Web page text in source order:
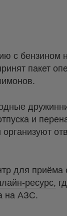
с бензином
пакет
и
для
ресурс,
на АЗС.